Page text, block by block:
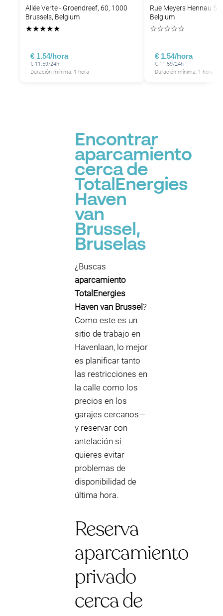
P
P
P
Allée Verte - Groendreef, 60, 1000
Brussels, Belgium
★★★★★
€ 1.54/hora
€ 11.59/24h
Duración mínima: 1 hora
Rue Meyers Hennau 5 ,
Belgium
☆☆☆☆☆
€ 1.54/hora
€ 11.59/24h
Duración mínima: 1 hora
Encontrar
aparcamiento
cerca de
TotalEnergies
Haven
van
Brussel,
Bruselas
¿Buscas
aparcamiento
TotalEnergies
Haven van Brussel ?
Como este es un
sitio de trabajo en
Havenlaan, lo mejor
es planificar tanto
las restricciones en
la calle como los
precios en los
garajes cercanos—
y reservar con
antelación si
quieres evitar
problemas de
disponibilidad de
última hora.
Reserva
aparcamiento
privado
cerca de